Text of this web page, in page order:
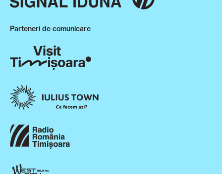
Parteneri de comunicare